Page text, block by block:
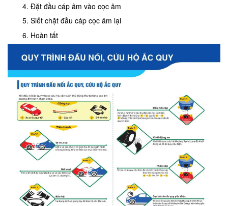
Đặt đầu cáp âm vào cọc âm
Siết chặt đầu cáp cọc âm lại
Hoàn tất